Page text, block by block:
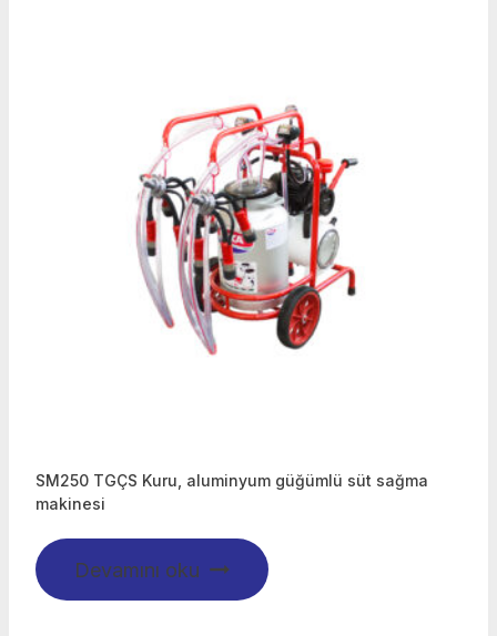
SM250 TGÇS Kuru, aluminyum güğümlü süt sağma
makinesi
Devamını oku